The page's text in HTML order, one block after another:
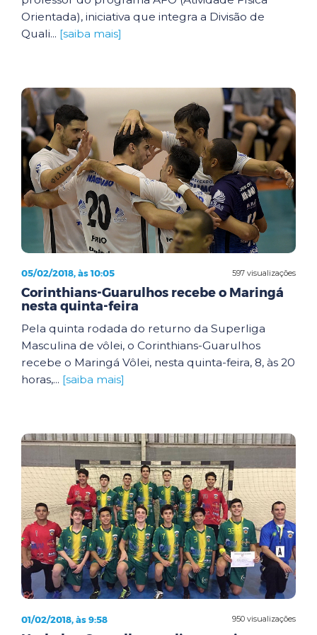
Orientada), iniciativa que integra a Divisão de
Quali... [saiba mais]
597 visualizações
05/02/2018, às 10:05
Corinthians-Guarulhos recebe o Maringá
nesta quinta-feira
Pela quinta rodada do returno da Superliga
Masculina de vôlei, o Corinthians-Guarulhos
recebe o Maringá Vôlei, nesta quinta-feira, 8, às 20
horas,... [saiba mais]
950 visualizações
01/02/2018, às 9:58